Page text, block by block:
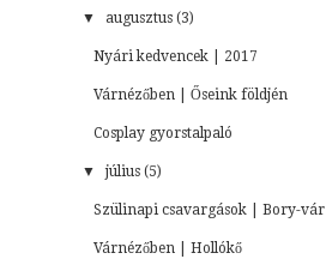
▼ augusztus (3)
Nyári kedvencek | 2017
Várnézőben | Őseink földjén
Cosplay gyorstalpaló
▼ július (5)
Szülinapi csavargások | Bory-vár
Várnézőben | Hollókő